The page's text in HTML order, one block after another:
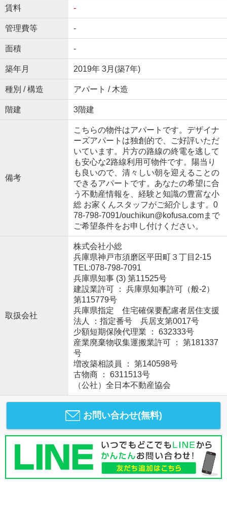
賃料 -
管理費等 -
面積 -
築年月 2019年 3月(築7年)
種別 / 構造 アパート / 木造
階建 3階建
備考
こちらの物件はアパートです。デザイナ
ーズアパートは独創的で、ご好評いただ
いています。片方の路線の終電を逃して
も安心な2路線利用可物件です。陽当り
も良いので、清々しい朝を迎えることの
できるアパートです。あなたの希望に合
う不動産情報を、経験と知識の豊富な小
総 お家くんスタッフがご紹介します。0
78-798-7091/ouchikun@kofusa.comまで
ご希望条件をお申し付けください。
取扱会社
株式会社小総
兵庫県神戸市須磨区平田町３丁目2-15
TEL:078-798-7091
兵庫県知事 (3) 第11525号
建設業許可 ： 兵庫県知事許可（般-2）
第115779号
兵庫県指定 住宅確保要配慮者居住支援
法人 ：指定番号 兵居支第0017号
少額短期保険代理業 ： 632333号
産業廃棄物収集運搬業許可 ： 第181337
号
増改築相談員 ： 第140598号
古物商 ： 6311513号
（公社）全日本不動産協会
お問い合わせ(無料)